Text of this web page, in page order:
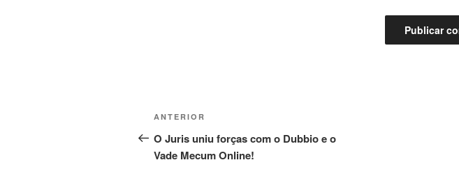
Navegação
de
Post
Post
anterior
ANTERIOR
O Juris uniu forças com o Dubbio e o
Vade Mecum Online!